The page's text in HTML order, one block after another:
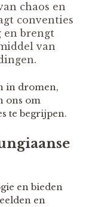
chaos en
conventies
en brengt
van
in dromen,
ons om
te begrijpen.
en bieden
en